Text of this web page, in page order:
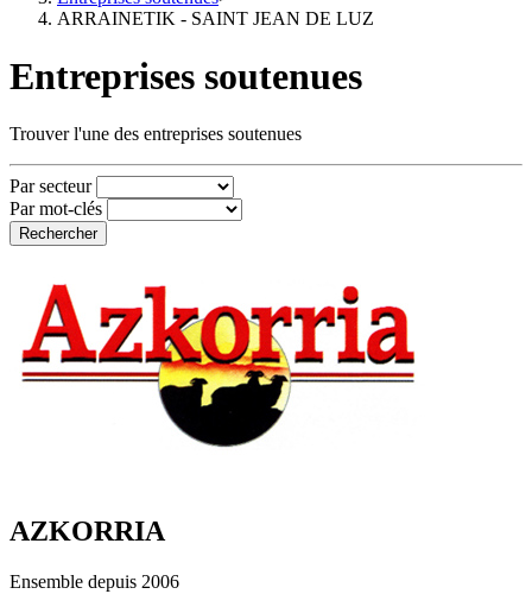
ARRAINETIK - SAINT JEAN DE LUZ
Entreprises soutenues
Trouver l'une des entreprises soutenues
Par secteur
Par mot-clés
Rechercher
AZKORRIA
Ensemble depuis 2006